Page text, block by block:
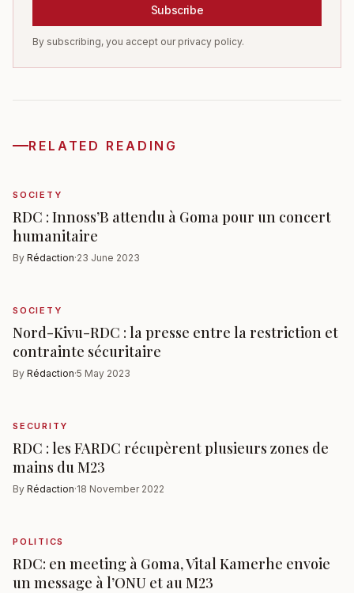
Subscribe
By subscribing, you accept our privacy policy.
RELATED READING
SOCIETY
RDC : Innoss’B attendu à Goma pour un concert
humanitaire
By Rédaction·23 June 2023
SOCIETY
Nord-Kivu-RDC : la presse entre la restriction et
contrainte sécuritaire
By Rédaction·5 May 2023
SECURITY
RDC : les FARDC récupèrent plusieurs zones de
mains du M23
By Rédaction·18 November 2022
POLITICS
RDC: en meeting à Goma, Vital Kamerhe envoie
un message à l’ONU et au M23